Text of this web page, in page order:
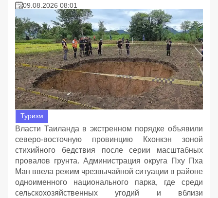
09.08.2026 08:01
Туризм
Власти Таиланда в экстренном порядке объявили
северо-восточную провинцию Кхонкэн зоной
стихийного бедствия после серии масштабных
провалов грунта. Администрация округа Пху Пха
Ман ввела режим чрезвычайной ситуации в районе
одноименного национального парка, где среди
сельскохозяйственных угодий и вблизи